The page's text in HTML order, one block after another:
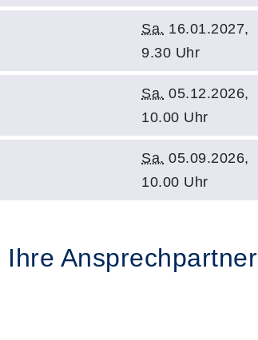
Sa. 16.01.2027,
9.30 Uhr
Sa. 05.12.2026,
10.00 Uhr
Sa. 05.09.2026,
10.00 Uhr
Ihre Ansprechpartner